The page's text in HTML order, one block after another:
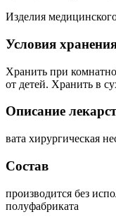
Изделия
Условия
Хранить при
от детей. Хранить в
Описание
вата хирургическая
Состав
производится без
полуфабриката